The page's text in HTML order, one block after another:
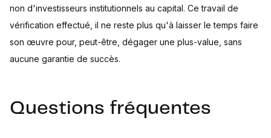
non d'investisseurs institutionnels au capital. Ce travail de
vérification effectué, il ne reste plus qu'à laisser le temps faire
son œuvre pour, peut-être, dégager une plus-value, sans
aucune garantie de succès.
Questions fréquentes